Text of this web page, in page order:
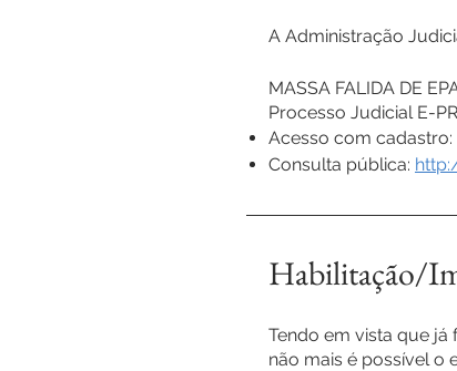
A Administração
MASSA FALIDA DE
Processo Judicial E-
Acesso com cadastro:
Consulta pública:
Habilitação/
Tendo em vista que já
não mais é possível o